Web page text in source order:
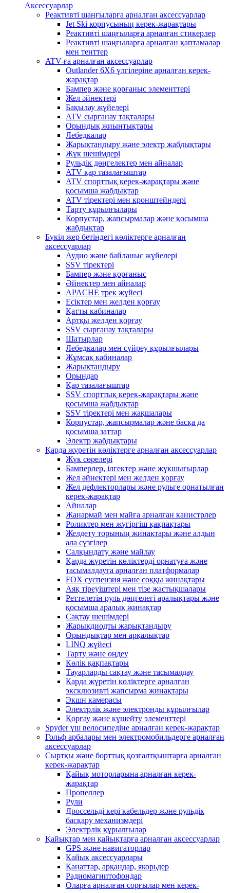
Аксессуарлар
Реактивті шаңғыларға арналған аксессуарлар
Jet Ski корпусының керек-жарақтары
Реактивті шаңғыларға арналған стикерлер
Реактивті шаңғыларға арналған қаптамалар
мен тенттер
ATV-ға арналған аксессуарлар
Outlander 6X6 үлгілеріне арналған керек-
жарақтар
Бампер және қорғаныс элементтері
Жел әйнектері
Бақылау жүйелері
ATV сырғанау тақталары
Орындық жиынтықтары
Лебедкалар
Жарықтандыру және электр жабдықтары
Жүк шешімдері
Рульдік дөңгелектер мен айналар
ATV қар тазалағыштар
ATV спорттық керек-жарақтары және
қосымша жабдықтар
ATV тіректері мен кронштейндері
Тарту құрылғылары
Корпустар, жапсырмалар және қосымша
жабдықтар
Бүкіл жер бетіндегі көліктерге арналған
аксессуарлар
Аудио және байланыс жүйелері
SSV тіректері
Бампер және қорғаныс
Әйнектер мен айналар
APACHE трек жүйесі
Есіктер мен желден қорғау
Қатты кабиналар
Артқы желден қорғау
SSV сырғанау тақталары
Шатырлар
Лебедкалар мен сүйреу құрылғылары
Жұмсақ кабиналар
Жарықтандыру
Орындар
Қар тазалағыштар
SSV спорттық керек-жарақтары және
қосымша жабдықтар
SSV тіректері мен жақшалары
Корпустар, жапсырмалар және басқа да
қосымша заттар
Электр жабдықтары
Қарда жүретін көліктерге арналған аксессуарлар
Жүк сөрелері
Бамперлер, ілгектер және жүкшығырлар
Жел әйнектері мен желден қорғау
Жел дефлекторлары және рульге орнатылған
керек-жарақтар
Айналар
Жанармай мен майға арналған канистрлер
Роликтер мен жүгіргіш қақпақтары
Желдету торының жинақтары және алдын
ала сүзгілер
Салқындату және майлау
Қарда жүретін көліктерді орнатуға және
тасымалдауға арналған платформалар
FOX суспензия және соққы жинақтары
Аяқ тіреуіштері мен тізе жастықшалары
Реттелетін руль дөңгелегі аралықтары және
қосымша аралық жинақтар
Сақтау шешімдері
Жарықдиодты жарықтандыру
Орындықтар мен арқалықтар
LINQ жүйесі
Тарту және өңдеу
Көлік қақпақтары
Тауарларды сақтау және тасымалдау
Қарда жүретін көліктерге арналған
эксклюзивті жапсырма жинақтары
Экшн камерасы
Электрлік және электронды құрылғылар
Қорғау және күшейту элементтері
Spyder үш велосипедіне арналған керек-жарақтар
Гольф арбалары мен электромобильдерге арналған
аксессуарлар
Сыртқы және борттық қозғалтқыштарға арналған
керек-жарақтар
Қайық моторларына арналған керек-
жарақтар
Пропеллер
Рули
Дроссельді кері кабельдер және рульдік
басқару механизмдері
Электрлік құрылғылар
Қайықтар мен қайықтарға арналған аксессуарлар
GPS және навигаторлар
Қайық аксессуарлары
Қанаттар, арқандар, якорьдер
Радиомагнитофондар
Оларға арналған сорғылар мен керек-